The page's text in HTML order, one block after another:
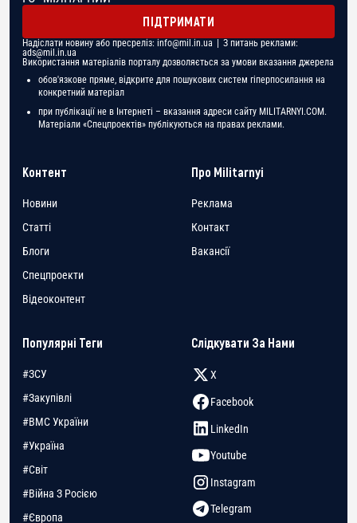
ПІДТРИМАТИ
Надіслати новину або пресреліз: info@mil.in.ua | З питань реклами:
ads@mil.in.ua
Використання матеріалів порталу дозволяється за умови вказання джерела
обов'язкове пряме, відкрите для пошукових систем гіперпосилання на
конкретний матеріал
при публікації не в Інтернеті – вказання адреси сайту MILITARNYI.COM.
Матеріали «Спецпроектів» публікуються на правах реклами.
Контент
Новини
Статті
Блоги
Спецпроекти
Відеоконтент
Про Militarnyi
Реклама
Контакт
Вакансії
Популярні Теги
#ЗСУ
#Закупівлі
#ВМС України
#Україна
#Світ
#Війна З Росією
#Європа
Слідкувати За Нами
X
Facebook
LinkedIn
Youtube
Instagram
Telegram